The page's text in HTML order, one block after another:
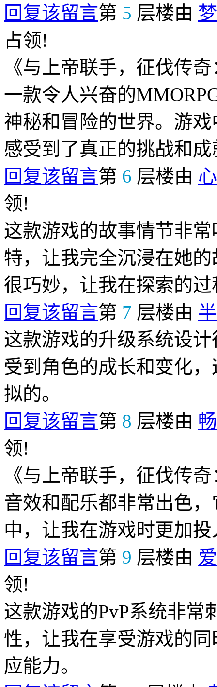
回复该留言第 5 层楼由
占领!
《与上帝联手，征伐传
一款令人兴奋的
神秘和冒险的世界。游
感受到了真正的挑战和成
回复该留言第 6 层楼由
领!
这款游戏的故事情节非
特，让我完全沉浸在她
很巧妙，让我在探索的
回复该留言第 7 层楼由
这款游戏的升级系统设
受到角色的成长和变化
拟的。
回复该留言第 8 层楼由
领!
《与上帝联手，征伐传
音效和配乐都非常出色
中，让我在游戏时更加投
回复该留言第 9 层楼由
领!
这款游戏的PvP系统非常
性，让我在享受游戏的
应能力。